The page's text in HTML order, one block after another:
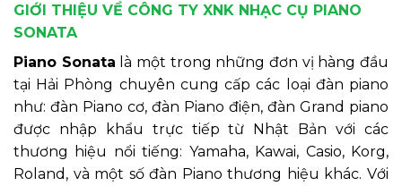
GIỚI THIỆU VỀ CÔNG TY XNK NHẠC CỤ PIANO
SONATA
Piano Sonata là một trong những đơn vị hàng đầu
tại Hải Phòng chuyên cung cấp các loại đàn piano
như: đàn Piano cơ, đàn Piano điện, đàn Grand piano
được nhập khẩu trực tiếp từ Nhật Bản với các
thương hiệu nổi tiếng: Yamaha, Kawai, Casio, Korg,
Roland, và một số đàn Piano thương hiệu khác. Với